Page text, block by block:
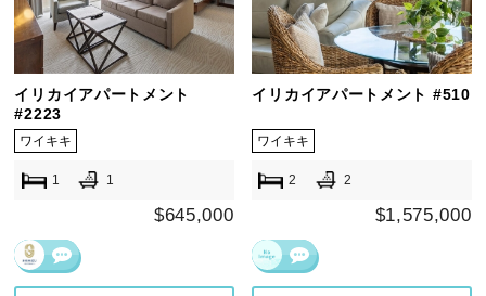
イリカイアパートメント
#2223
ワイキキ
1 1
$645,000
イリカイアパートメント #510
ワイキキ
2 2
$1,575,000